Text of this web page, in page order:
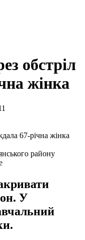
обстріл
жінка
району
У